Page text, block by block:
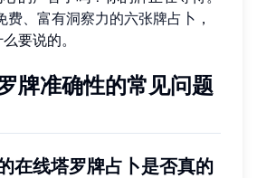
费、富有洞察力的六张牌占卜 ，
要说的。
牌准确性的常见问题
在线塔罗牌占卜是否真的